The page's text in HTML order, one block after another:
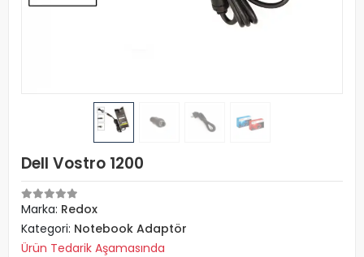
Dell Vostro 1200
Marka: Redox
Kategori: Notebook Adaptör
Ürün Tedarik Aşamasında